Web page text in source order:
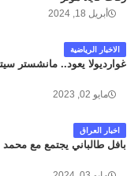
أبريل 18, 2024
الاخبار الرياضية
غوارديولا يعود.. مانشستر
مايو 02, 2023
اخبار العراق
بافل طالباني يجتمع مع